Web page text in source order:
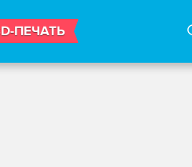
ПЕЧАТЬ